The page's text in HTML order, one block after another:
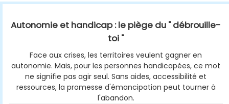
Autonomie et handicap : le piège du " débrouille-
toi "
Face aux crises, les territoires veulent gagner en
autonomie. Mais, pour les personnes handicapées, ce mot
ne signifie pas agir seul. Sans aides, accessibilité et
ressources, la promesse d'émancipation peut tourner à
l'abandon.